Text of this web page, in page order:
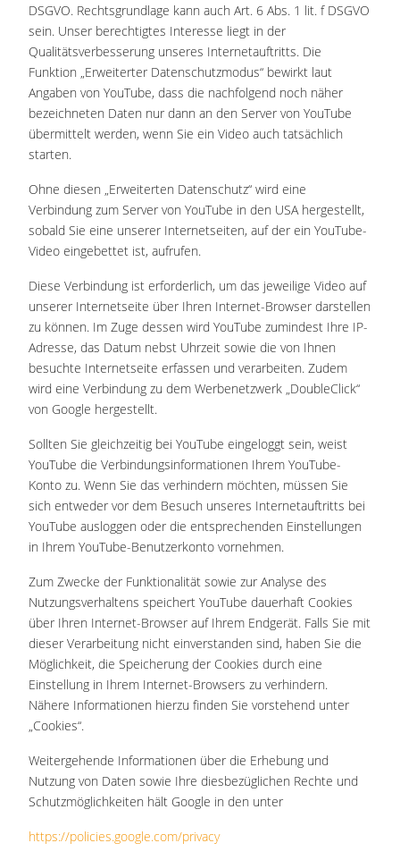
DSGVO. Rechtsgrundlage kann auch Art. 6 Abs. 1 lit. f DSGVO
sein. Unser berechtigtes Interesse liegt in der
Qualitätsverbesserung unseres Internetauftritts. Die
Funktion „Erweiterter Datenschutzmodus“ bewirkt laut
Angaben von YouTube, dass die nachfolgend noch näher
bezeichneten Daten nur dann an den Server von YouTube
übermittelt werden, wenn Sie ein Video auch tatsächlich
starten.
Ohne diesen „Erweiterten Datenschutz“ wird eine
Verbindung zum Server von YouTube in den USA hergestellt,
sobald Sie eine unserer Internetseiten, auf der ein YouTube-
Video eingebettet ist, aufrufen.
Diese Verbindung ist erforderlich, um das jeweilige Video auf
unserer Internetseite über Ihren Internet-Browser darstellen
zu können. Im Zuge dessen wird YouTube zumindest Ihre IP-
Adresse, das Datum nebst Uhrzeit sowie die von Ihnen
besuchte Internetseite erfassen und verarbeiten. Zudem
wird eine Verbindung zu dem Werbenetzwerk „DoubleClick“
von Google hergestellt.
Sollten Sie gleichzeitig bei YouTube eingeloggt sein, weist
YouTube die Verbindungsinformationen Ihrem YouTube-
Konto zu. Wenn Sie das verhindern möchten, müssen Sie
sich entweder vor dem Besuch unseres Internetauftritts bei
YouTube ausloggen oder die entsprechenden Einstellungen
in Ihrem YouTube-Benutzerkonto vornehmen.
Zum Zwecke der Funktionalität sowie zur Analyse des
Nutzungsverhaltens speichert YouTube dauerhaft Cookies
über Ihren Internet-Browser auf Ihrem Endgerät. Falls Sie mit
dieser Verarbeitung nicht einverstanden sind, haben Sie die
Möglichkeit, die Speicherung der Cookies durch eine
Einstellung in Ihrem Internet-Browsers zu verhindern.
Nähere Informationen hierzu finden Sie vorstehend unter
„Cookies“.
Weitergehende Informationen über die Erhebung und
Nutzung von Daten sowie Ihre diesbezüglichen Rechte und
Schutzmöglichkeiten hält Google in den unter
https://policies.google.com/privacy